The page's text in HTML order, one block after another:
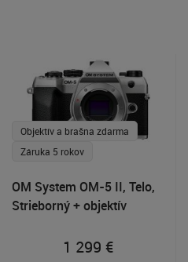
Objektív a brašna zdarma
Záruka 5 rokov
OM System OM-5 II, Telo,
Strieborný + objektív
1 299 €